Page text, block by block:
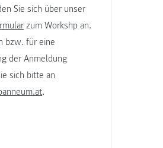
Sie sich über unser
zum Workshp an.
bzw. für eine
der Anmeldung
sich bitte an
.